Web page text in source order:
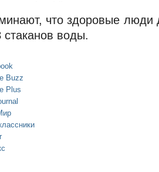
что здоровые
воды.